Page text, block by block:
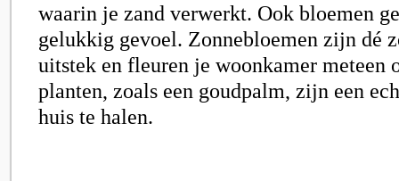
waarin je zand verwerkt. Ook bloemen
gelukkig gevoel. Zonnebloemen zijn dé
uitstek en fleuren je woonkamer meteen
planten, zoals een goudpalm, zijn een
huis te halen.